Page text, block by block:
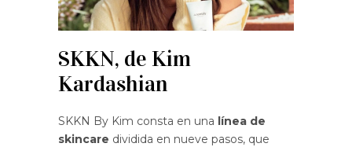
SKKN, de Kim
Kardashian
SKKN By Kim consta en una línea de
skincare dividida en nueve pasos, que